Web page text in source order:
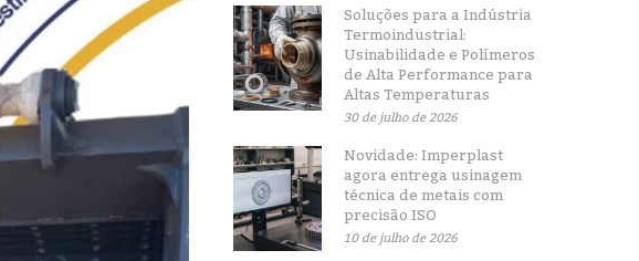
Soluções para a Indústria
Termoindustrial:
Usinabilidade e Polímeros
de Alta Performance para
Altas Temperaturas
30 de julho de 2026
Novidade: Imperplast
agora entrega usinagem
técnica de metais com
precisão ISO
10 de julho de 2026